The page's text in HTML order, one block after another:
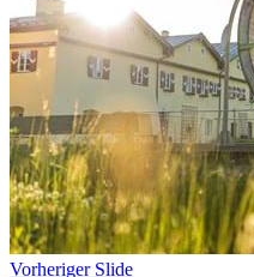
Vorheriger Slide